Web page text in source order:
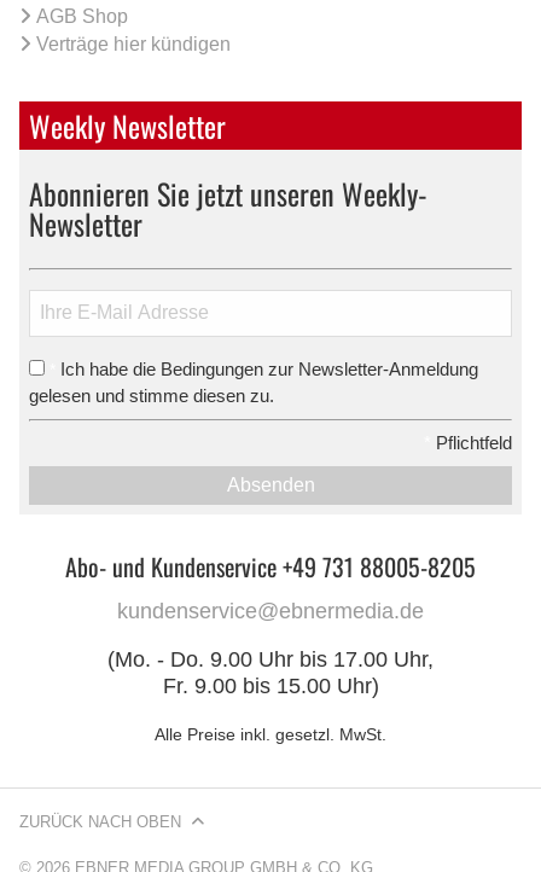
AGB Shop
Verträge hier kündigen
Weekly Newsletter
Abonnieren Sie jetzt unseren Weekly-
Newsletter
Ich habe die Bedingungen zur Newsletter-Anmeldung
gelesen und stimme diesen zu.
Pflichtfeld
Absenden
Abo- und Kundenservice +49 731 88005-8205
kundenservice@ebnermedia.de
(Mo. - Do. 9.00 Uhr bis 17.00 Uhr,
Fr. 9.00 bis 15.00 Uhr)
Alle Preise inkl. gesetzl. MwSt.
© 2026 EBNER MEDIA GROUP GMBH & CO. KG
ZURÜCK NACH OBEN